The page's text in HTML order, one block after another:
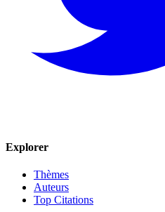
Explorer
Thèmes
Auteurs
Top Citations